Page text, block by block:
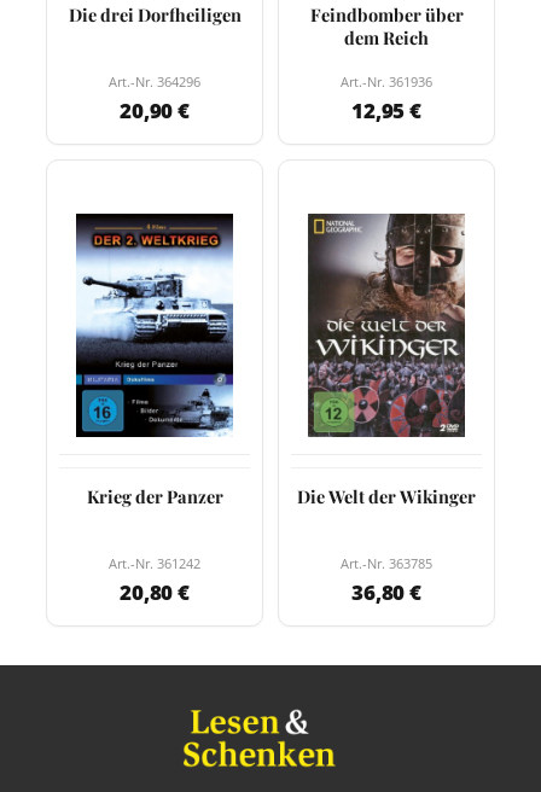
Die drei Dorfheiligen
Art.-Nr. 364296
20,90 €
Feindbomber über
dem Reich
Art.-Nr. 361936
12,95 €
Krieg der Panzer
Art.-Nr. 361242
20,80 €
Die Welt der Wikinger
Art.-Nr. 363785
36,80 €